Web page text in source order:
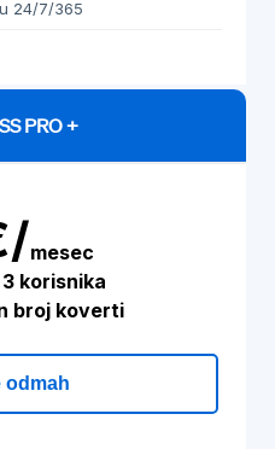
24/7/365
PRO +
mesec
korisnika
broj koverti
odmah